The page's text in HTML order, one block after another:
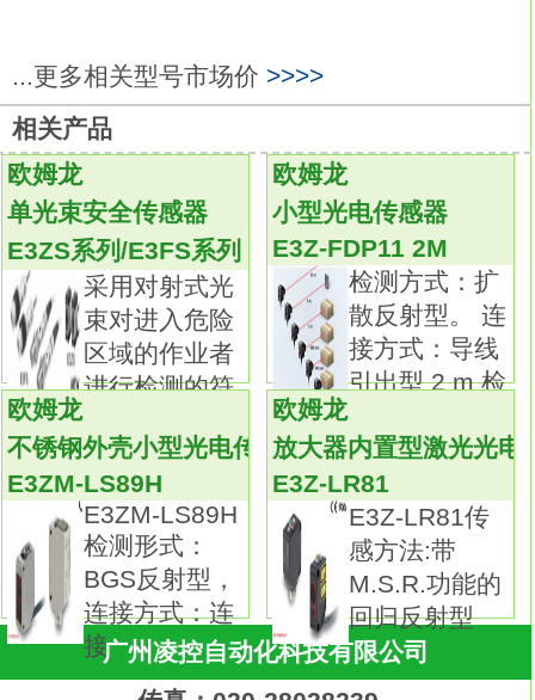
端子形状：导线直出型。
记记载页：16。
品种丰富的高精度温度传感器系列。
在以往的M3螺钉对应品的基础上，
追加有助于降低配线工时的棒状端子对应品
E3Z-B66
温度传感器是用作温控器的热感应部件。
可根据要测量的温度、场所、 周围环境选
择。
备有种类、形状、 长度及端子部形状各异的
产品。端子部形状:导线直出型。
保护管直径D:φ3.2mmE3Z-B66。
保护管长度L：20cm。
导线种类：一般用。
品种丰富的高精度温度传感器系列。
在以往的M3螺钉对应品的基础上，
追加有助于降低配线工时的棒状端子对应
品。
温度传感器是用作温控器的热感应部件。
...更多相关型号市场价 >>>>
相关产品
欧姆龙
单光束安全传感器
E3ZS系列/E3FS系列
采用对射式光
束对进入危险
区域的作业者
进行检测的符
欧姆龙
小型光电传感器
E3Z-FDP11 2M
检测方式：扩
散反射型。 连
接方式：导线
引出型 2 m 检
欧姆龙
不锈钢外壳小型光电传感器
E3ZM-LS89H
E3ZM-LS89H
检测形式：
BGS反射型，
连接方式：连
接
欧姆龙
放大器内置型激光光电
E3Z-LR81
E3Z-LR81传
感方法:带
M.S.R.功能的
回归反射型
广州凌控自动化科技有限公司